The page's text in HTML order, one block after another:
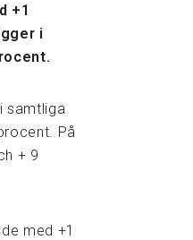
+1
i
samtliga
På
+ 9
med +1